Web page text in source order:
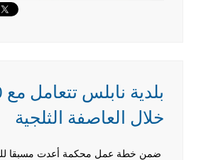
خلال العاصفة الثلجية
ضمن خطة عمل محكمة أعدت مسبقا